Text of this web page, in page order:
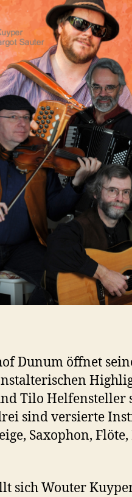
Dunum öffnet
Tilo Helfensteller
sind versierte
Saxophon,
sich Wouter